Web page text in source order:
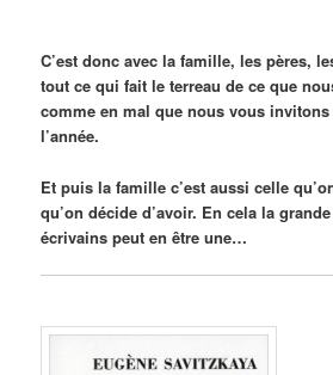
C’est donc avec la famille, les pères,
tout ce qui fait le terreau de ce que
comme en mal que nous vous
l’année.
Et puis la famille c’est aussi celle
qu’on décide d’avoir. En cela la
écrivains peut en être une…